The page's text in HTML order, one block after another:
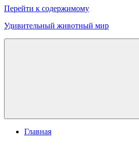
Перейти к содержимому
Удивительный животный мир
Главная